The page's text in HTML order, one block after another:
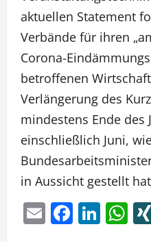
aktuellen Statement
Verbände für ihren
Corona-
betroffenen
Verlängerung des
mindestens Ende des
einschließlich Juni,
in Aussicht gestellt
Email